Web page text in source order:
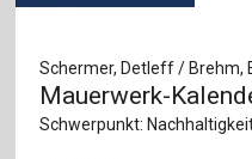
Schermer, Detleff / Brehm,
Mauerwerk-
Schwerpunkt: